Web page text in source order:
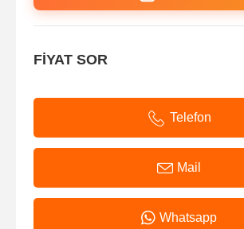
FİYAT SOR
Telefon
Mail
Whatsapp